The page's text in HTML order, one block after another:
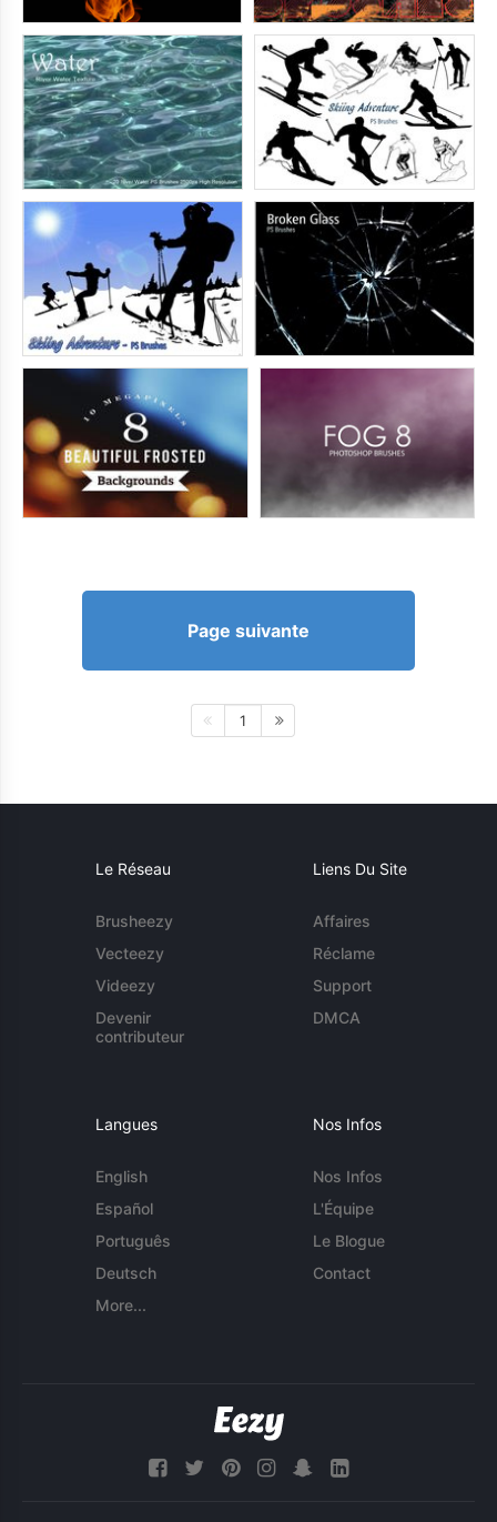
Page suivante
1
Le Réseau
Brusheezy
Vecteezy
Videezy
Devenir
contributeur
Liens Du Site
Affaires
Réclame
Support
DMCA
Langues
English
Español
Português
Deutsch
More...
Nos Infos
Nos Infos
L'Équipe
Le Blogue
Contact